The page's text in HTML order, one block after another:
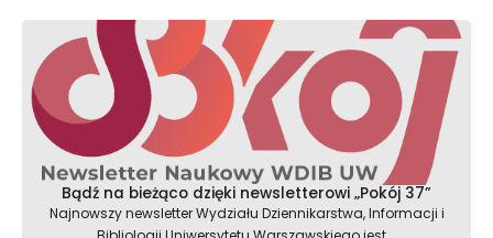
Bądź na bieżąco dzięki newsletterowi „Pokój 37”
Najnowszy newsletter Wydziału Dziennikarstwa, Informacji i